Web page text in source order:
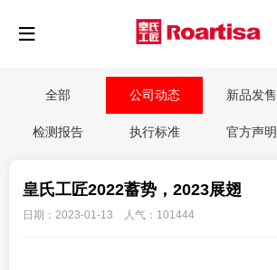
全部 公司动态 新品发售
检测报告 执行标准 官方声明
皇氏工匠2022蓄势，2023展翅
日期：2023-01-13 人气：101444